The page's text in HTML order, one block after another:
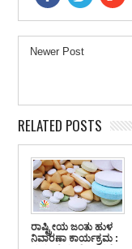
Newer Post
RELATED POSTS
ರಾಷ್ಟ್ರೀಯ ಜಂತು ಹುಳ
ನಿವಾರಣಾ ಕಾರ್ಯಕ್ರಮ :